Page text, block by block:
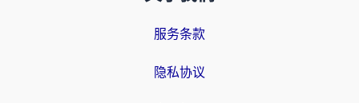
服务条款
隐私协议